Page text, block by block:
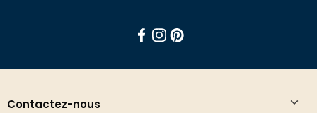
Contactez-nous